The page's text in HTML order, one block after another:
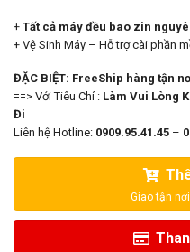
+ Tất cả máy đều bao zin
+ Vệ Sinh Máy – Hỗ trợ cài phần
ĐẶC BIỆT: FreeShip hàng tận
==> Với Tiêu Chí : Làm Vui Lòng
Đi
Liên hệ Hotline: 0909.95.41.45 –